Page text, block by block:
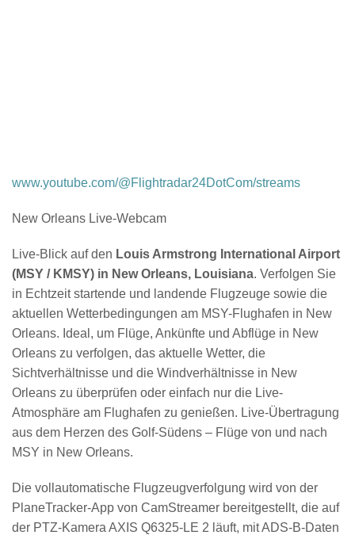
www.youtube.com/@Flightradar24DotCom/streams
New Orleans Live-Webcam
Live-Blick auf den Louis Armstrong International Airport
(MSY / KMSY) in New Orleans, Louisiana. Verfolgen Sie
in Echtzeit startende und landende Flugzeuge sowie die
aktuellen Wetterbedingungen am MSY-Flughafen in New
Orleans. Ideal, um Flüge, Ankünfte und Abflüge in New
Orleans zu verfolgen, das aktuelle Wetter, die
Sichtverhältnisse und die Windverhältnisse in New
Orleans zu überprüfen oder einfach nur die Live-
Atmosphäre am Flughafen zu genießen. Live-Übertragung
aus dem Herzen des Golf-Südens – Flüge von und nach
MSY in New Orleans.
Die vollautomatische Flugzeugverfolgung wird von der
PlaneTracker-App von CamStreamer bereitgestellt, die auf
der PTZ-Kamera AXIS Q6325-LE 2 läuft, mit ADS-B-Daten